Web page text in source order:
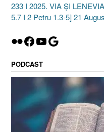
233 I 2025. VIA ȘI
5.7 I 2 Petru 1.3-5] 21
Flickr
Facebook
YouTube
Google
PODCAST